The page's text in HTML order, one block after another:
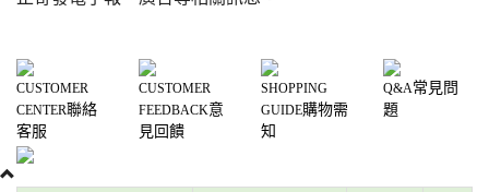
CUSTOMER
CENTER聯絡
客服
CUSTOMER
FEEDBACK意
見回饋
SHOPPING
GUIDE購物需
知
Q&A常見問
題